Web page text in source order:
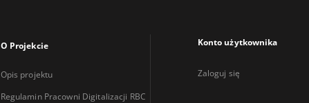
O Projekcie
Opis projektu
Regulamin Pracowni Digitalizacji RBC
Konto użytkownika
Zaloguj się